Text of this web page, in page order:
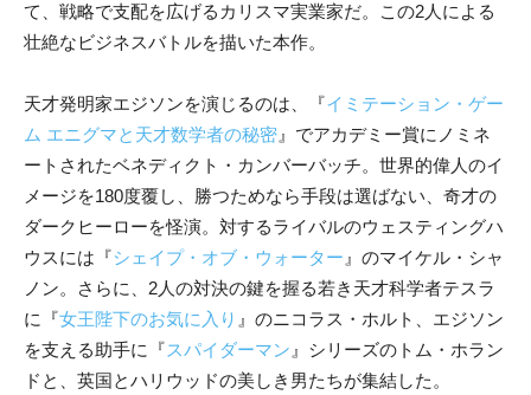
て、戦略で支配を広げるカリスマ実業家だ。この2人による
壮絶なビジネスバトルを描いた本作。
天才発明家エジソンを演じるのは、『イミテーション・ゲー
ム エニグマと天才数学者の秘密 』でアカデミー賞にノミネ
ートされたベネディクト・カンバーバッチ。世界的偉人のイ
メージを180度覆し、勝つためなら手段は選ばない、奇才の
ダークヒーローを怪演。対するライバルのウェスティングハ
ウスには『シェイプ・オブ・ウォーター 』のマイケル・シャ
ノン。さらに、2人の対決の鍵を握る若き天才科学者テスラ
に『女王陛下のお気に入り 』のニコラス・ホルト、エジソン
を支える助手に『スパイダーマン 』シリーズのトム・ホラン
ドと、英国とハリウッドの美しき男たちが集結した。